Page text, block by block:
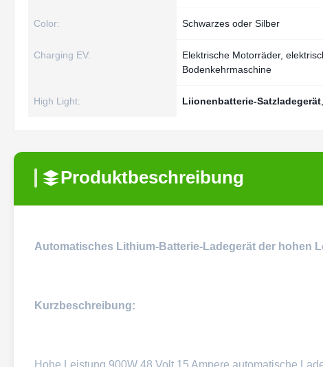
Color: Schwarzes oder Silber
Charging EV:
Elektrische Motorräder,
Bodenkehrmaschine
High Light: Liionenbatterie-Satzladegerät
Produktbeschreibung
Automatisches Lithium-Batterie-Ladegerät der hohen
Kurzbeschreibung:
Hohe Leistung 900W 48 Volt 15 Ampere automatische